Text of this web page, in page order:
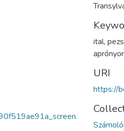
ital,
URI
https://